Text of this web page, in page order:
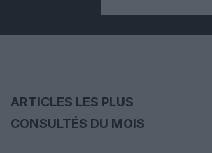
ARTICLES LES PLUS
CONSULTÉS DU MOIS